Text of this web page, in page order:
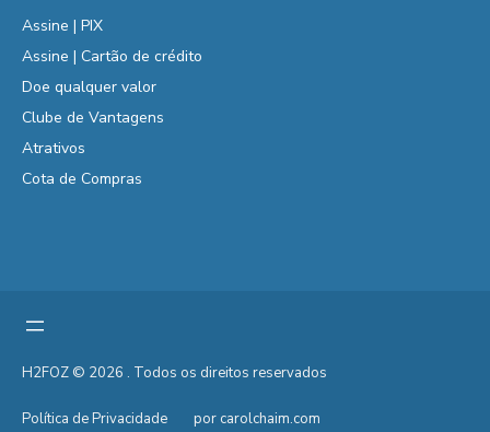
Assine | PIX
Assine | Cartão de crédito
Doe qualquer valor
Clube de Vantagens
Atrativos
Cota de Compras
H2FOZ © 2026 . Todos os direitos reservados
Política de Privacidade por carolchaim.com